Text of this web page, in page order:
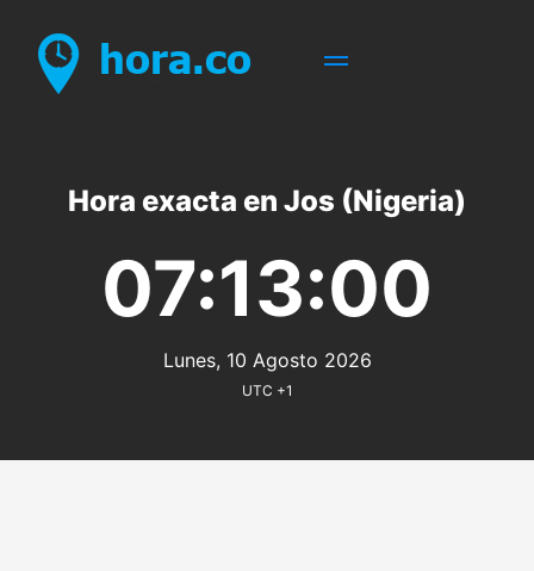
Hora exacta en Jos (Nigeria)
07:13:00
Lunes, 10 Agosto 2026
UTC +1